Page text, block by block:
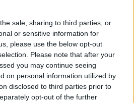
sale, sharing to third parties, or
or sensitive information for
please use the below opt-out
Please note that after your
you may continue seeing
on personal information utilized by
disclosed to third parties prior to
opt-out of the further
játékidő és sok lehetőség
TETSZETT
irányítás és kezelés
akadoznak